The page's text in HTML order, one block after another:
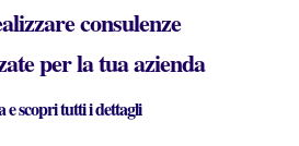
consulenze
per la tua azienda
e scopri tutti i dettagli